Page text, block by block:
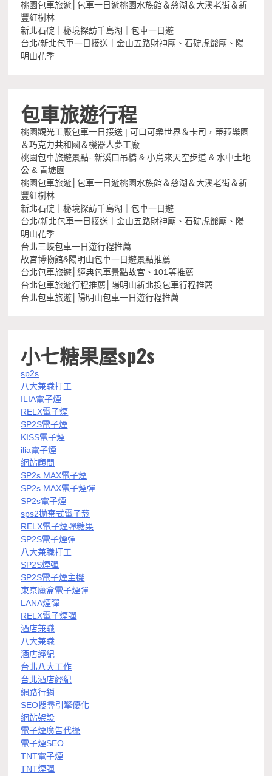
桃園包車旅遊│包車一日遊桃園水族館＆慈湖＆大溪老街＆新
豐紅樹林
新北石碇｜秘境探訪千島湖｜包車一日遊
台北/新北包車一日接送｜金山五路財神廟、石碇虎爺廟、陽
明山花季
包車旅遊行程
桃園觀光工廠包車一日接送 | 可口可樂世界＆卡司，蒂菈樂園
＆巧克力共和國＆機器人夢工廠
桃園包車旅遊景點- 新溪口吊橋 & 小烏來天空步道 & 水中土地
公 & 青塘園
桃園包車旅遊│包車一日遊桃園水族館＆慈湖＆大溪老街＆新
豐紅樹林
新北石碇｜秘境探訪千島湖｜包車一日遊
台北/新北包車一日接送｜金山五路財神廟、石碇虎爺廟、陽
明山花季
台北三峽包車一日遊行程推薦
故宮博物館&陽明山包車一日遊景點推薦
台北包車旅遊│經典包車景點故宮、101等推薦
台北包車旅遊行程推薦│陽明山新北投包車行程推薦
台北包車旅遊│陽明山包車一日遊行程推薦
小七糖果屋sp2s
sp2s
八大兼職打工
ILIA電子煙
RELX電子煙
SP2S電子煙
KISS電子煙
ilia電子煙
網站顧問
SP2s MAX電子煙
SP2s MAX電子煙彈
SP2s電子煙
sps2拋棄式電子菸
RELX電子煙彈糖果
SP2S電子煙彈
八大兼職打工
SP2S煙彈
SP2S電子煙主機
東京魔盒電子煙彈
LANA煙彈
RELX電子煙彈
酒店兼職
八大兼職
酒店經紀
台北八大工作
台北酒店經紀
網路行銷
SEO搜尋引擎優化
網站架設
電子煙廣告代操
電子煙SEO
TNT電子煙
TNT煙彈